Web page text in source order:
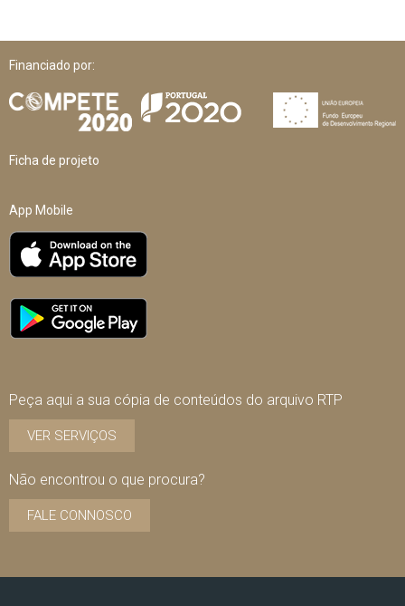
Financiado por:
Ficha de projeto
App Mobile
Peça aqui a sua cópia de conteúdos do arquivo RTP
VER SERVIÇOS
Não encontrou o que procura?
FALE CONNOSCO